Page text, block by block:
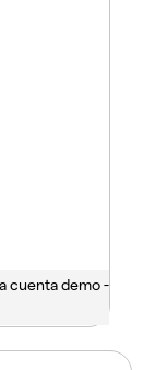
cuenta demo -